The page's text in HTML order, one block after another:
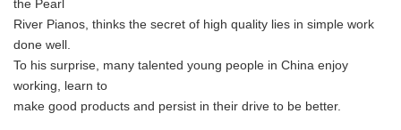
the Pearl
River Pianos, thinks the secret of high quality lies in simple work
done well.
To his surprise, many talented young people in China enjoy
working, learn to
make good products and persist in their drive to be better.